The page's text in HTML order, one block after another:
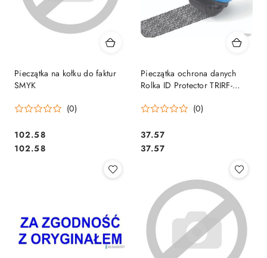
Pieczątka na kołku do faktur
SMYK
(0)
Cena:
102.58
Cena:
102.58
Pieczątka ochrona danych
Rolka ID Protector TRIRF-
TRODAT
(0)
Cena:
37.57
Cena:
37.57